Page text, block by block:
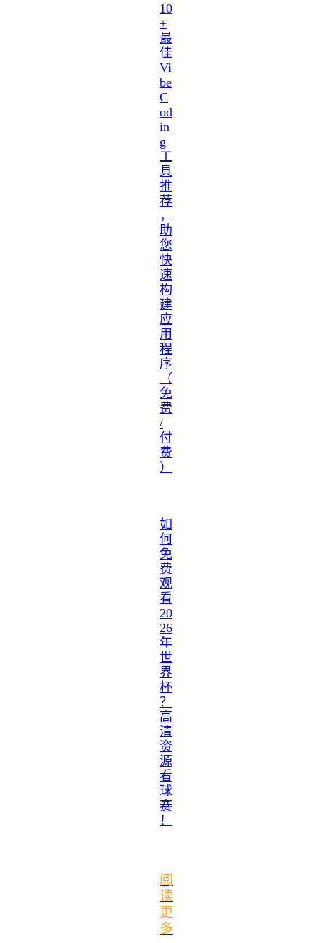
10
+
最
佳
Vi
be
C
od
in
g
工
具
推
荐
，
助
您
快
速
构
建
应
用
程
序
（
免
费
/
付
费
）
如
何
免
费
观
看
20
26
年
世
界
杯
？
高
清
资
源
看
球
赛
！
阅
读
更
多